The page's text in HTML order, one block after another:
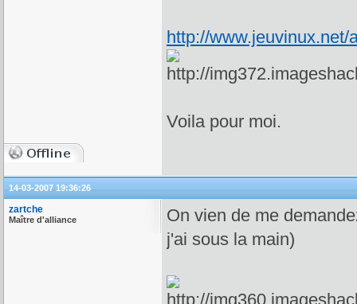
http://www.jeuvinux.net/
Voila pour moi.
14-03-2007 19:36:26
zartche
Maître d'alliance
On vien de me
j'ai sous la main)